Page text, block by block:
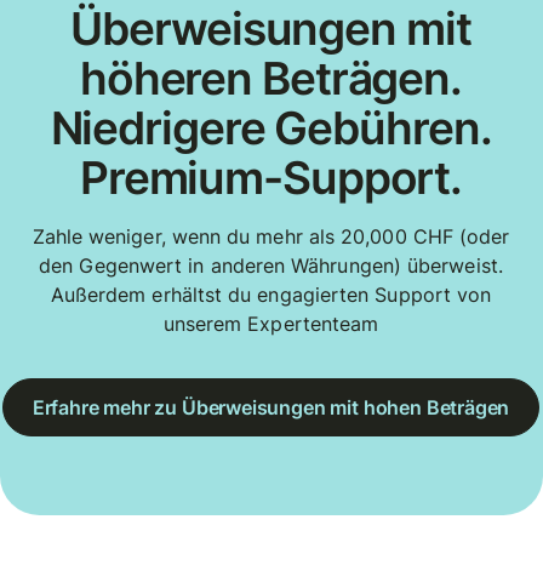
Überweisungen mit
höheren Beträgen.
Niedrigere Gebühren.
Premium-Support.
Zahle weniger, wenn du mehr als 20,000 CHF (oder
den Gegenwert in anderen Währungen) überweist.
Außerdem erhältst du engagierten Support von
unserem Expertenteam
Erfahre mehr zu Überweisungen mit hohen Beträgen